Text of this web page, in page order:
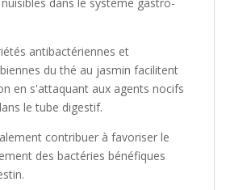
antibactériennes et
du thé au jasmin facilitent
en s'attaquant aux agents nocifs
le tube digestif.
contribuer à favoriser le
des bactéries bénéfiques